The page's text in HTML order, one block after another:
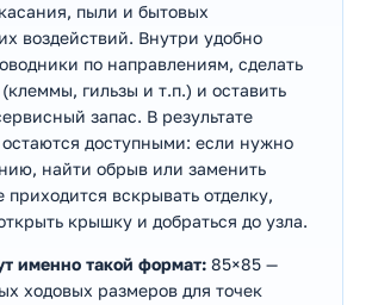
пыли и бытовых
воздействий. Внутри удобно
по направлениям, сделать
гильзы и т.п.) и оставить
запас. В результате
доступными: если нужно
найти обрыв или заменить
приходится вскрывать отделку,
крышку и добраться до узла.
именно такой формат: 85×85 —
ходовых размеров для точек